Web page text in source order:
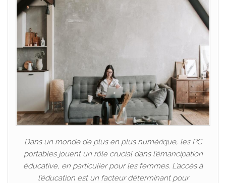
Dans un monde de plus en plus numérique, les PC
portables jouent un rôle crucial dans l’émancipation
éducative, en particulier pour les femmes. L’accès à
l’éducation est un facteur déterminant pour